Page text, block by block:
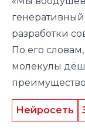
разработки
По его
молекулы
Нейросеть